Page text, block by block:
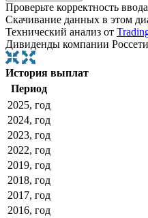
Проверьте корректность
Скачивание данных в этом
Технический анализ от
Дивиденды компании
История выплат
Период
2025, год
2024, год
2023, год
2022, год
2019, год
2018, год
2017, год
2016, год